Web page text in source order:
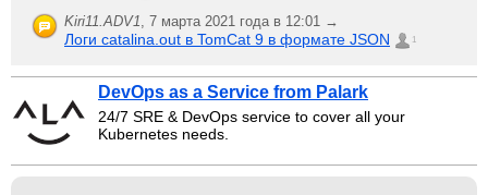
Kiri11.ADV1, 7 марта 2021 года в 12:01 →
Логи catalina.out в TomCat 9 в формате JSON 1
DevOps as a Service from Palark
24/7 SRE & DevOps service to cover all your
Kubernetes needs.